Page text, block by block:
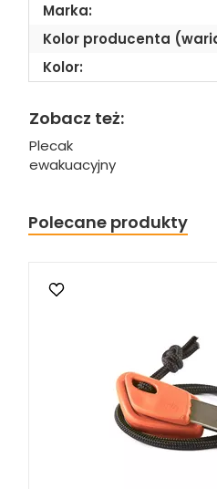
Marka:
Kolor producenta
Kolor:
Zobacz też:
Plecak
ewakuacyjny
Polecane produkty